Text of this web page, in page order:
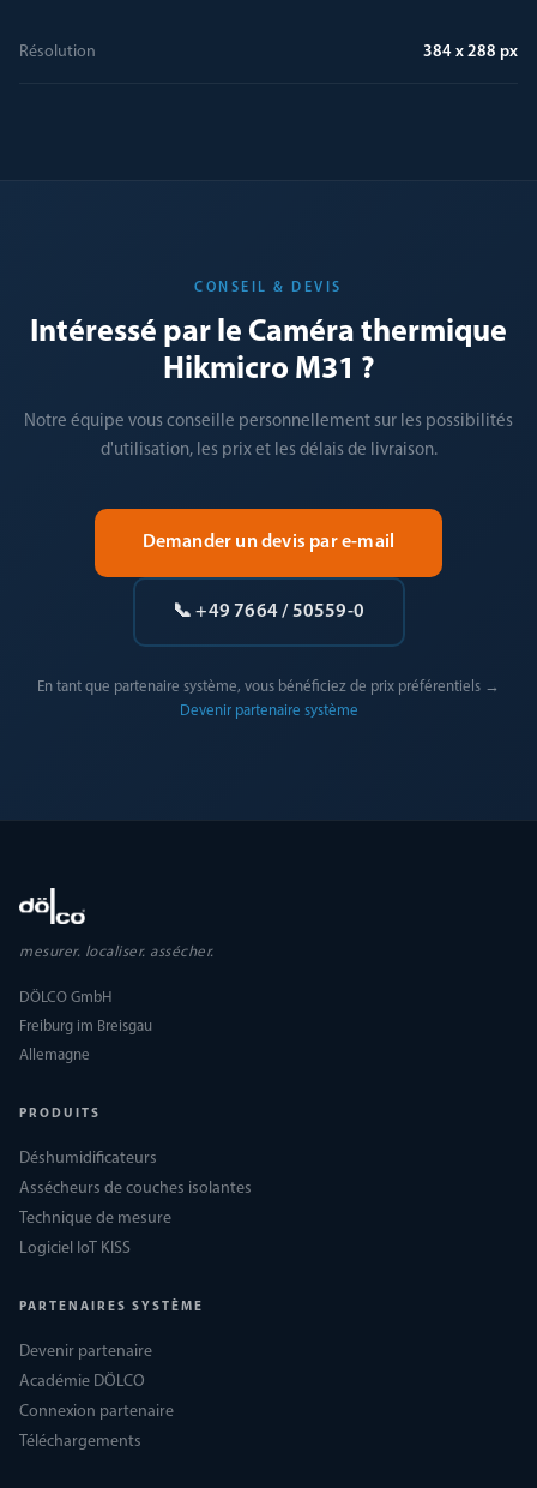
Résolution 384 x 288 px
CONSEIL & DEVIS
Intéressé par le Caméra thermique
Hikmicro M31 ?
Notre équipe vous conseille personnellement sur les possibilités
d'utilisation, les prix et les délais de livraison.
Demander un devis par e-mail
📞 +49 7664 / 50559-0
En tant que partenaire système, vous bénéficiez de prix préférentiels →
Devenir partenaire système
mesurer. localiser. assécher.
DÖLCO GmbH
Freiburg im Breisgau
Allemagne
PRODUITS
Déshumidificateurs
Assécheurs de couches isolantes
Technique de mesure
Logiciel IoT KISS
PARTENAIRES SYSTÈME
Devenir partenaire
Académie DÖLCO
Connexion partenaire
Téléchargements